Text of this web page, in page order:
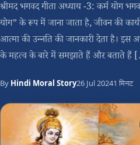
श्रीमद भगवद गीता अध्याय -3: कर्म योग
योग” के रूप में जाना जाता है, जीवन की
आत्मा की उन्नति की जानकारी देता है। इस
के महत्व के बारे में समझाते हैं और बताते हैं
By Hindi Moral Story26 Jul 20241 मिनट